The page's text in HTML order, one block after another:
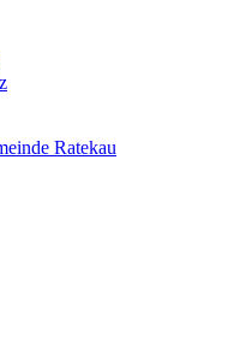
Ratekau